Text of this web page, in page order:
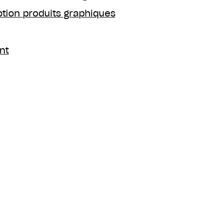
produits graphiques